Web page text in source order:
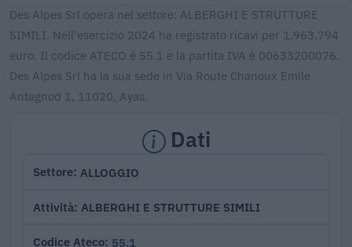
Des Alpes Srl opera nel settore: ALBERGHI E STRUTTURE
SIMILI. Nell'esercizio 2024 ha registrato ricavi per 1.963.794
euro. Il codice ATECO è 55.1 e la partita IVA è 00633200076.
Des Alpes Srl ha la sua sede in Via Route Chanoux Emile
Antagnod 1, 11020, Ayas.
Dati
Settore ALLOGGIO
Attività ALBERGHI E STRUTTURE SIMILI
Codice Ateco 55.1